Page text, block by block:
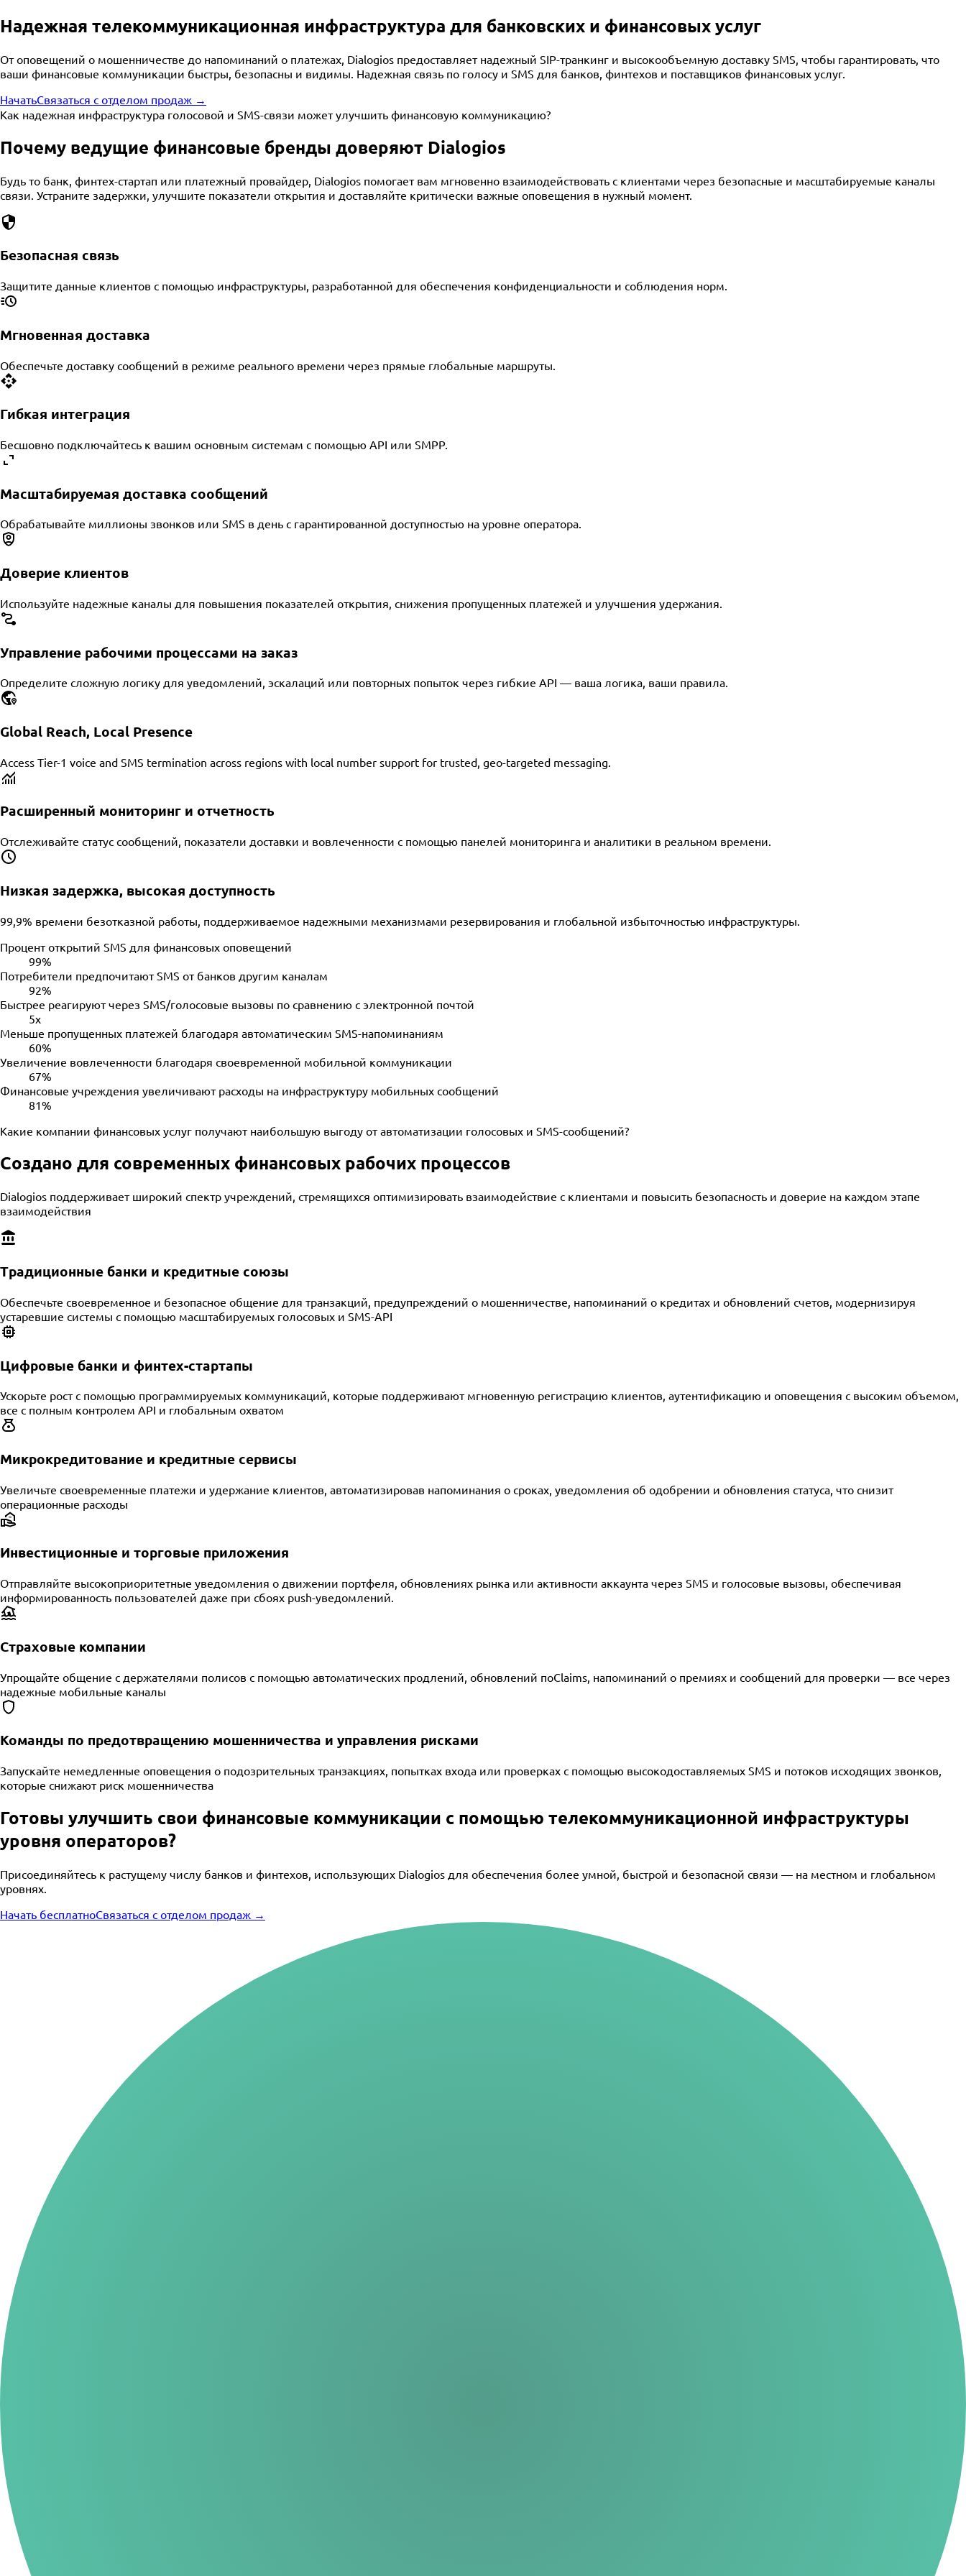
Надежная телекоммуникационная инфраструктура для банковских и финансовых услуг
От оповещений о мошенничестве до напоминаний о платежах, Dialogios предоставляет надежный SIP-транкинг и высокообъемную доставку SMS, чтобы гарантировать, что
ваши финансовые коммуникации быстры, безопасны и видимы. Надежная связь по голосу и SMS для банков, финтехов и поставщиков финансовых услуг.
НачатьСвязаться с отделом продаж →
Как надежная инфраструктура голосовой и SMS-связи может улучшить финансовую коммуникацию?
Почему ведущие финансовые бренды доверяют Dialogios
Будь то банк, финтех-стартап или платежный провайдер, Dialogios помогает вам мгновенно взаимодействовать с клиентами через безопасные и масштабируемые каналы
связи. Устраните задержки, улучшите показатели открытия и доставляйте критически важные оповещения в нужный момент.
Безопасная связь
Защитите данные клиентов с помощью инфраструктуры, разработанной для обеспечения конфиденциальности и соблюдения норм.
Мгновенная доставка
Обеспечьте доставку сообщений в режиме реального времени через прямые глобальные маршруты.
Гибкая интеграция
Бесшовно подключайтесь к вашим основным системам с помощью API или SMPP.
Масштабируемая доставка сообщений
Обрабатывайте миллионы звонков или SMS в день с гарантированной доступностью на уровне оператора.
Доверие клиентов
Используйте надежные каналы для повышения показателей открытия, снижения пропущенных платежей и улучшения удержания.
Управление рабочими процессами на заказ
Определите сложную логику для уведомлений, эскалаций или повторных попыток через гибкие API — ваша логика, ваши правила.
Global Reach, Local Presence
Access Tier-1 voice and SMS termination across regions with local number support for trusted, geo-targeted messaging.
Расширенный мониторинг и отчетность
Отслеживайте статус сообщений, показатели доставки и вовлеченности с помощью панелей мониторинга и аналитики в реальном времени.
Низкая задержка, высокая доступность
99,9% времени безотказной работы, поддерживаемое надежными механизмами резервирования и глобальной избыточностью инфраструктуры.
Процент открытий SMS для финансовых оповещений
99%
Потребители предпочитают SMS от банков другим каналам
92%
Быстрее реагируют через SMS/голосовые вызовы по сравнению с электронной почтой
5x
Меньше пропущенных платежей благодаря автоматическим SMS-напоминаниям
60%
Увеличение вовлеченности благодаря своевременной мобильной коммуникации
67%
Финансовые учреждения увеличивают расходы на инфраструктуру мобильных сообщений
81%
Какие компании финансовых услуг получают наибольшую выгоду от автоматизации голосовых и SMS-сообщений?
Создано для современных финансовых рабочих процессов
Dialogios поддерживает широкий спектр учреждений, стремящихся оптимизировать взаимодействие с клиентами и повысить безопасность и доверие на каждом этапе
взаимодействия
Традиционные банки и кредитные союзы
Обеспечьте своевременное и безопасное общение для транзакций, предупреждений о мошенничестве, напоминаний о кредитах и обновлений счетов, модернизируя
устаревшие системы с помощью масштабируемых голосовых и SMS-API
Цифровые банки и финтех-стартапы
Ускорьте рост с помощью программируемых коммуникаций, которые поддерживают мгновенную регистрацию клиентов, аутентификацию и оповещения с высоким объемом,
все с полным контролем API и глобальным охватом
Микрокредитование и кредитные сервисы
Увеличьте своевременные платежи и удержание клиентов, автоматизировав напоминания о сроках, уведомления об одобрении и обновления статуса, что снизит
операционные расходы
Инвестиционные и торговые приложения
Отправляйте высокоприоритетные уведомления о движении портфеля, обновлениях рынка или активности аккаунта через SMS и голосовые вызовы, обеспечивая
информированность пользователей даже при сбоях push-уведомлений.
Страховые компании
Упрощайте общение с держателями полисов с помощью автоматических продлений, обновлений поClaims, напоминаний о премиях и сообщений для проверки — все через
надежные мобильные каналы
Команды по предотвращению мошенничества и управления рисками
Запускайте немедленные оповещения о подозрительных транзакциях, попытках входа или проверках с помощью высокодоставляемых SMS и потоков исходящих звонков,
которые снижают риск мошенничества
Готовы улучшить свои финансовые коммуникации с помощью телекоммуникационной инфраструктуры
уровня операторов?
Присоединяйтесь к растущему числу банков и финтехов, использующих Dialogios для обеспечения более умной, быстрой и безопасной связи — на местном и глобальном
уровнях.
Начать бесплатноСвязаться с отделом продаж →